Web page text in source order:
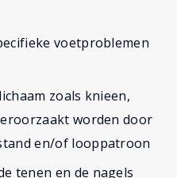
voetproblemen
zoals knieen,
worden door
en/of looppatroon
tenen en de nagels